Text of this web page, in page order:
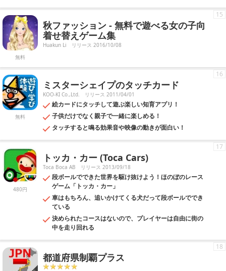
無料
秋ファッション - 無料で遊べる女の子向
着せ替えゲーム集
Huakun Li リリース 2016/10/08
15
無料
ミスターシェイプのタッチカード
KOO-KI Co.,Ltd. リリース 2011/04/01
絵カードにタッチして遊ぶ楽しい知育アプリ！
子供だけでなく親子で一緒に楽しめる！
タッチすると鳴る効果音や映像の動きが面白い！
16
480円
トッカ・カー (Toca Cars)
Toca Boca AB リリース 2013/09/18
段ボールでできた世界を駆け抜けよう！ほのぼのレース
ゲーム「トッカ・カー」
車はもちろん、追いかけてくる犬だって段ボールででき
ている
決められたコースはないので、プレイヤーは自由に街の
中を走り回れる
17
都道府県制覇プラス
18